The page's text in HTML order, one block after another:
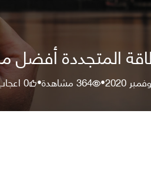
المتجددة أفضل
•
364مشاهدة•
0